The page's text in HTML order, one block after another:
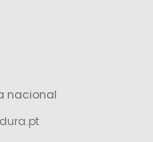
nacional